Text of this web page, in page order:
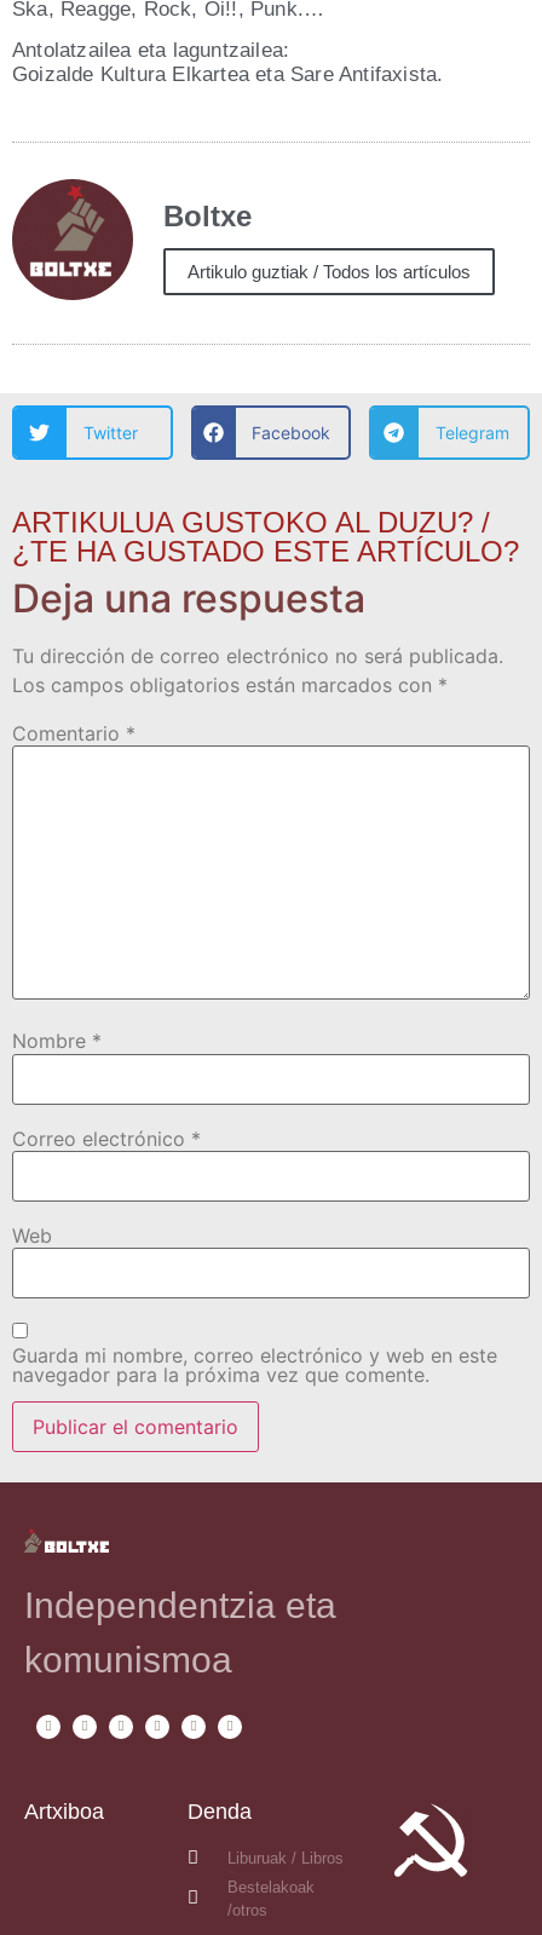
Ska, Reag­ge, Rock, Oi!!, Punk.…
Anto­latzai­lea eta laguntzailea:
Goi­zal­de Kul­tu­ra Elkar­tea eta Sare Antifaxista.
Boltxe
Artikulo guztiak / Todos los artículos
Twitter Facebook Telegram
ARTIKULUA GUSTOKO AL DUZU? /
¿TE HA GUSTADO ESTE ARTÍCULO?
Deja una respuesta
Tu dirección de correo electrónico no será publicada.
Los campos obligatorios están marcados con *
Comentario *
Nombre *
Correo electrónico *
Web
Guarda mi nombre, correo electrónico y web en este
navegador para la próxima vez que comente.
Independentzia eta
komunismoa
Artxiboa Denda
Liburuak / Libros
Bestelakoak
/otros